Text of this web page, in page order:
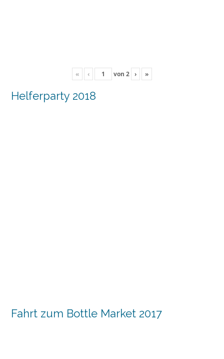
« ‹ von 2 › »
Helferparty 2018
Fahrt zum Bottle Market 2017